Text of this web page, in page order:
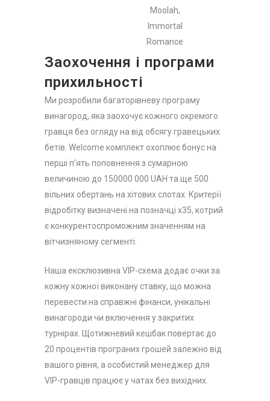
Moolah,
Immortal
Romance
Заохочення і програми
прихильності
Ми розробили багаторівневу програму
винагород, яка заохочує кожного окремого
гравця без огляду на від обсягу гравецьких
бетів. Welcome комплект охоплює бонус на
перші п’ять поповнення з сумарною
величиною до 150000 000 UAH та ще 500
вільних обертань на хітових слотах. Критерії
відробітку визначені на позначці x35, котрий
є конкурентоспроможним значенням на
вітчизняному сегменті.
Наша ексклюзивна VIP-схема додає очки за
кожну кожної виконану ставку, що можна
перевести на справжні фінанси, унікальні
винагороди чи включення у закритих
турнірах. Щотижневий кешбак повертає до
20 процентів програних грошей залежно від
вашого рівня, а особистий менеджер для
VIP-гравців працює у чатах без вихідних.